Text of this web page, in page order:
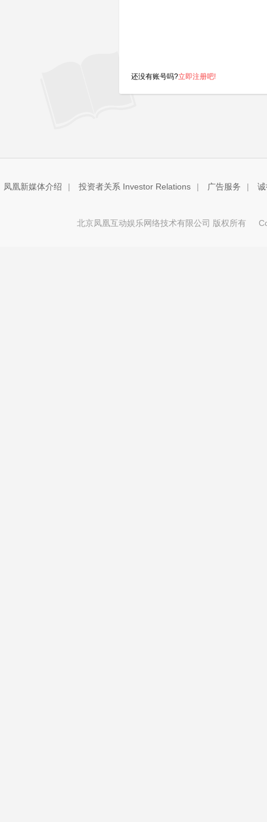
还没有账号吗?立即注册吧!
凤凰新媒体介绍 | 投资者关系 Investor Relations | 广告服务 |
北京凤凰互动娱乐网络技术有限公司 版权所有